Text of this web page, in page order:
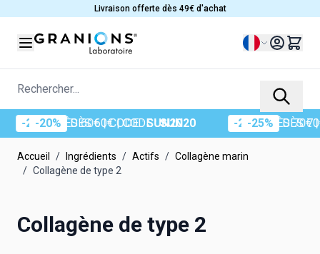
Livraison offerte dès 49€ d'achat
Langue
Rechercher...
DÈS 60€| CODE :SUN20 -25% DÈS 70€| CODE :
Accueil / Ingrédients / Actifs / Collagène marin
/ Collagène de type 2
Collagène de type 2